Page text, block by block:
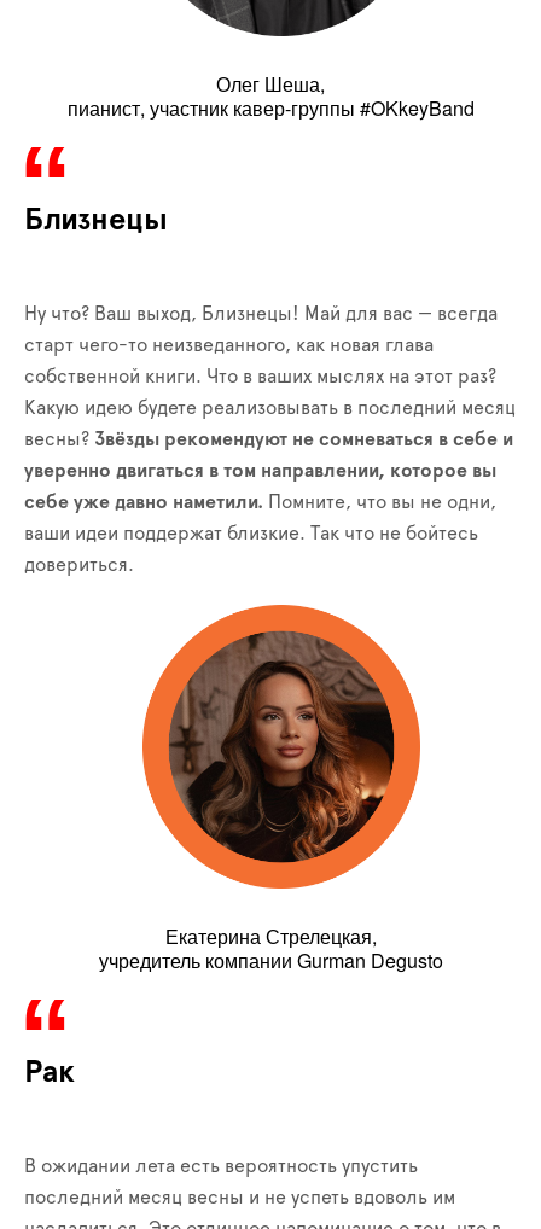
Олег Шеша,
пианист, участник кавер-группы #OKkeyBand
Близнецы
Ну что? Ваш выход, Близнецы! Май для вас — всегда
старт чего-то неизведанного, как новая глава
собственной книги. Что в ваших мыслях на этот раз?
Какую идею будете реализовывать в последний месяц
весны? Звёзды рекомендуют не сомневаться в себе и
уверенно двигаться в том направлении, которое вы
себе уже давно наметили. Помните, что вы не одни,
ваши идеи поддержат близкие. Так что не бойтесь
довериться.
Екатерина Стрелецкая,
учредитель компании Gurman Degusto
Рак
В ожидании лета есть вероятность упустить
последний месяц весны и не успеть вдоволь им